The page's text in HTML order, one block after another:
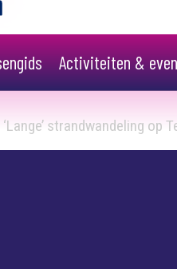
Activiteiten &
‘Lange’ strandwandeling op